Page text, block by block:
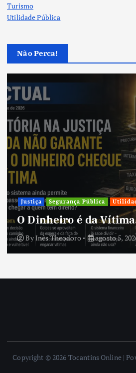
Turismo
Utilidade Pública
Não Perca!
Justiça Segurança Pública
O Dinheiro é da
By Inês Theodoro agosto 5,
Copyright © 2026 Tocantins Online |